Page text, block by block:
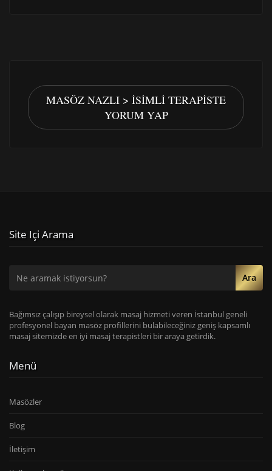
MASÖZ NAZLI > İSIMLI TERAPISTE
YORUM YAP
Site Içi Arama
Ara
Bağımsız çalışıp bireysel olarak masaj hizmeti veren İstanbul geneli
profesyonel bayan masöz profillerini bulabileceğiniz geniş kapsamlı
masaj sitemizde en iyi masaj terapistleri bir araya getirdik.
Menü
Masözler
Blog
İletişim